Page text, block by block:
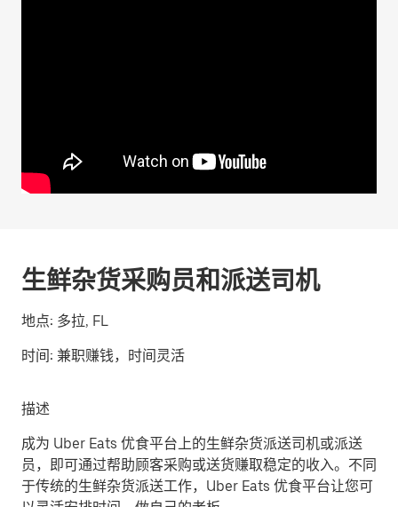
生鲜杂货采购员和派送司机
地点: 多拉, FL
时间: 兼职赚钱，时间灵活
描述
成为 Uber Eats 优食平台上的生鲜杂货派送司机或派送
员，即可通过帮助顾客采购或送货赚取稳定的收入。不同
于传统的生鲜杂货派送工作，Uber Eats 优食平台让您可